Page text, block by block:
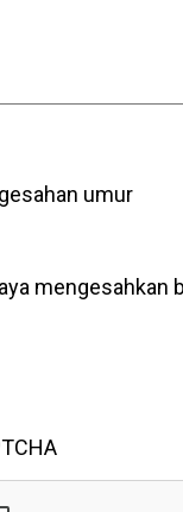
umur
mengesahkan